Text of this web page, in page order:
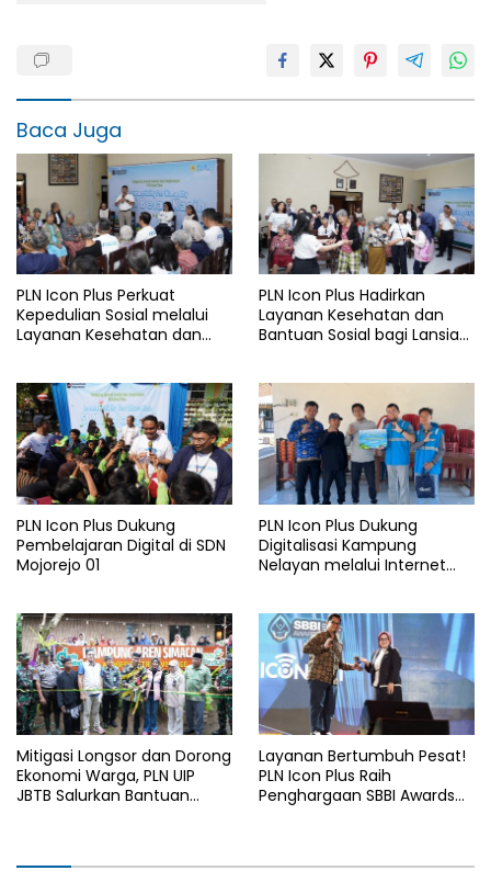
Baca Juga
PLN Icon Plus Perkuat
Kepedulian Sosial melalui
Layanan Kesehatan dan
PLN Icon Plus Hadirkan
Layanan Kesehatan dan
Bantuan Sosial bagi Lansia
PLN Icon Plus Dukung
Pembelajaran Digital di SDN
Mojorejo 01
PLN Icon Plus Dukung
Digitalisasi Kampung
Nelayan melalui Internet
Mitigasi Longsor dan Dorong
Ekonomi Warga, PLN UIP
JBTB Salurkan Bantuan
Layanan Bertumbuh Pesat!
PLN Icon Plus Raih
Penghargaan SBBI Awards